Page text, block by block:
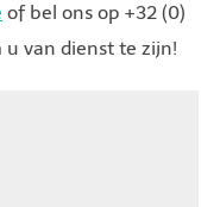
of bel ons op +32 (0)
van dienst te zijn!